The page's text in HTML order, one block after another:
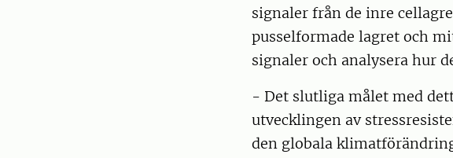
signaler från de inre
pusselformade lagret och
signaler och analysera hur
- Det slutliga målet med
utvecklingen av
den globala